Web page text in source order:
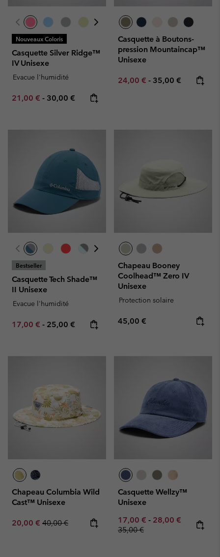
Nouveaux Coloris
Casquette Silver Ridge™
IV Unisexe
Evacue l'humidité
Minimum sale price:
21,00 € - Maximum price:
30,00 €
Casquette à Boutons-
pression Mountaincap™
Unisexe
Minimum sale price:
24,00 € - Maximum price:
35,00 €
Bestseller
Casquette Tech Shade™
II Unisexe
Evacue l'humidité
Minimum sale price:
17,00 € - Maximum price:
25,00 €
Chapeau Booney
Coolhead™ Zero IV
Unisexe
Protection solaire
Regular price:
45,00 €
Chapeau Columbia Wild
Cast™ Unisexe
Sale price:
20,00 € Regular price:
40,00 €
Casquette Wellzy™
Unisexe
Minimum sale price:
17,00 € - Maximum sale
28,00 € Regular
35,00 €